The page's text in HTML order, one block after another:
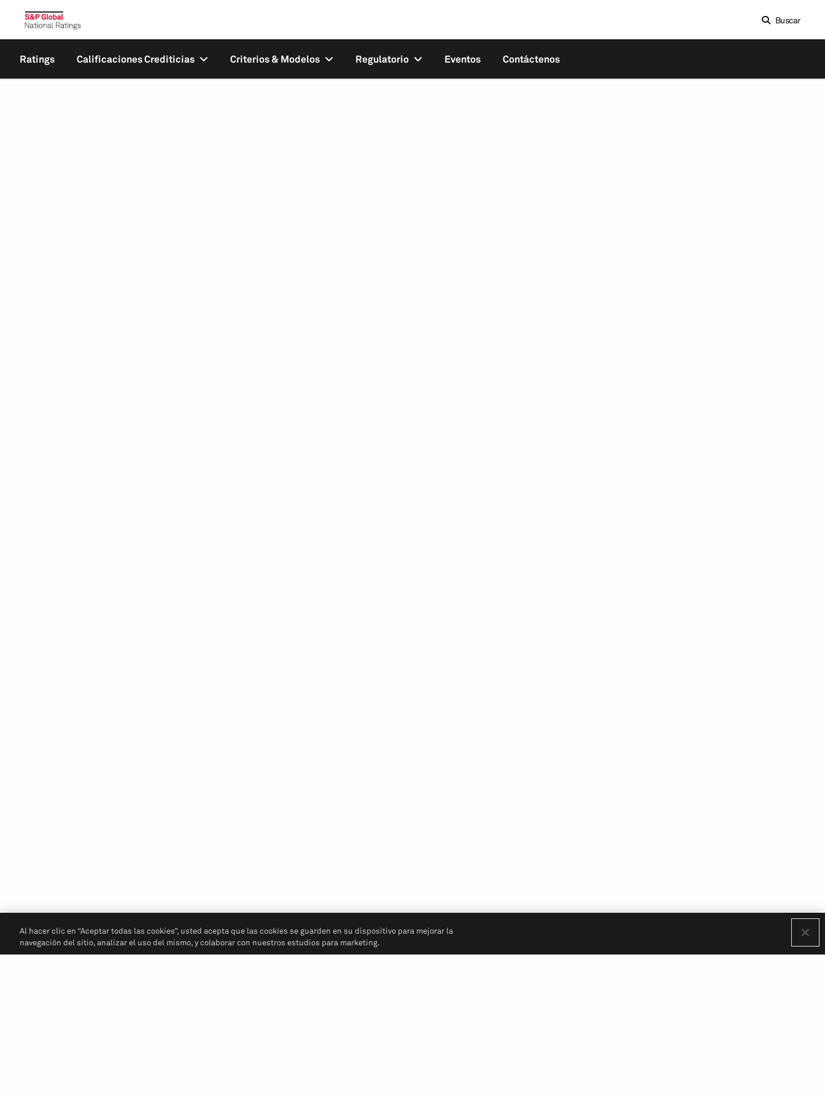
Buscar
Ratings Calificaciones Crediticias Criterios & Modelos Regulatorio Eventos Contáctenos
Al hacer clic en “Aceptar todas las cookies”, usted acepta que las cookies se guarden en su dispositivo para mejorar la
navegación del sitio, analizar el uso del mismo, y colaborar con nuestros estudios para marketing.